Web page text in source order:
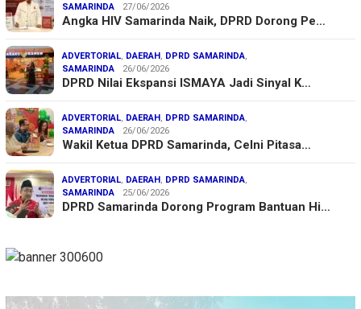
SAMARINDA
27/06/2026
Angka HIV Samarinda Naik, DPRD Dorong Pe…
ADVERTORIAL, DAERAH, DPRD SAMARINDA,
SAMARINDA
26/06/2026
DPRD Nilai Ekspansi ISMAYA Jadi Sinyal K…
ADVERTORIAL, DAERAH, DPRD SAMARINDA,
SAMARINDA
26/06/2026
Wakil Ketua DPRD Samarinda, Celni Pitasa…
ADVERTORIAL, DAERAH, DPRD SAMARINDA,
SAMARINDA
25/06/2026
DPRD Samarinda Dorong Program Bantuan Hi…